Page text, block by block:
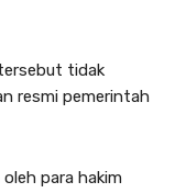
tidak
resmi pemerintah
para hakim